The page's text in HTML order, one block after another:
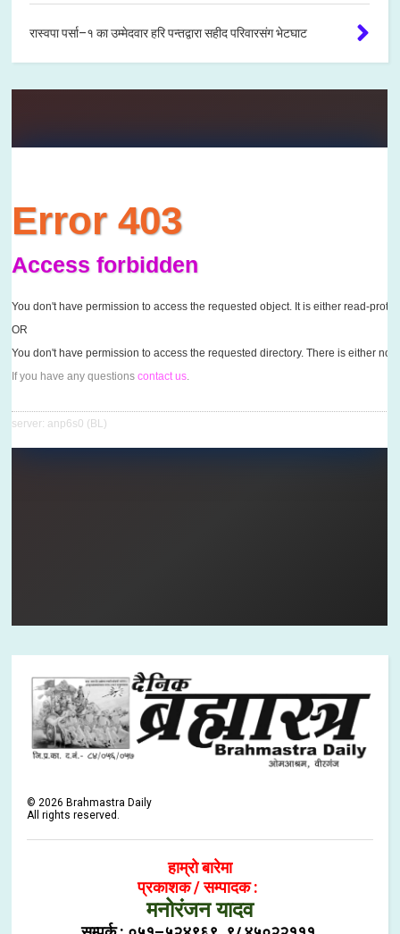
रास्वपा पर्सा–१ का उम्मेदवार हरि पन्तद्वारा सहीद परिवारसंग भेटघाट
©2026 Brahmastra Daily
All rights reserved.
हाम्रो बारेमा
प्रकाशक / सम्पादक :
मनोरंजन यादव